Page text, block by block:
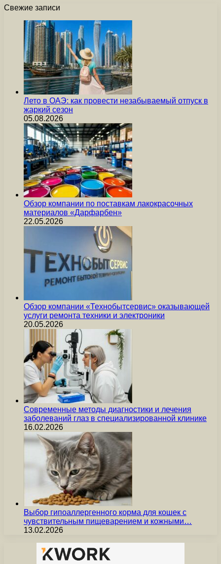
Свежие записи
Лето в ОАЭ: как провести незабываемый отпуск в
жаркий сезон
05.08.2026
Обзор компании по поставкам лакокрасочных
материалов «Дарфарбен»
22.05.2026
Обзор компании «Технобытсервис» оказывающей
услуги ремонта техники и электроники
20.05.2026
Современные методы диагностики и лечения
заболеваний глаз в специализированной клинике
16.02.2026
Выбор гипоаллергенного корма для кошек с
чувствительным пищеварением и кожными…
13.02.2026